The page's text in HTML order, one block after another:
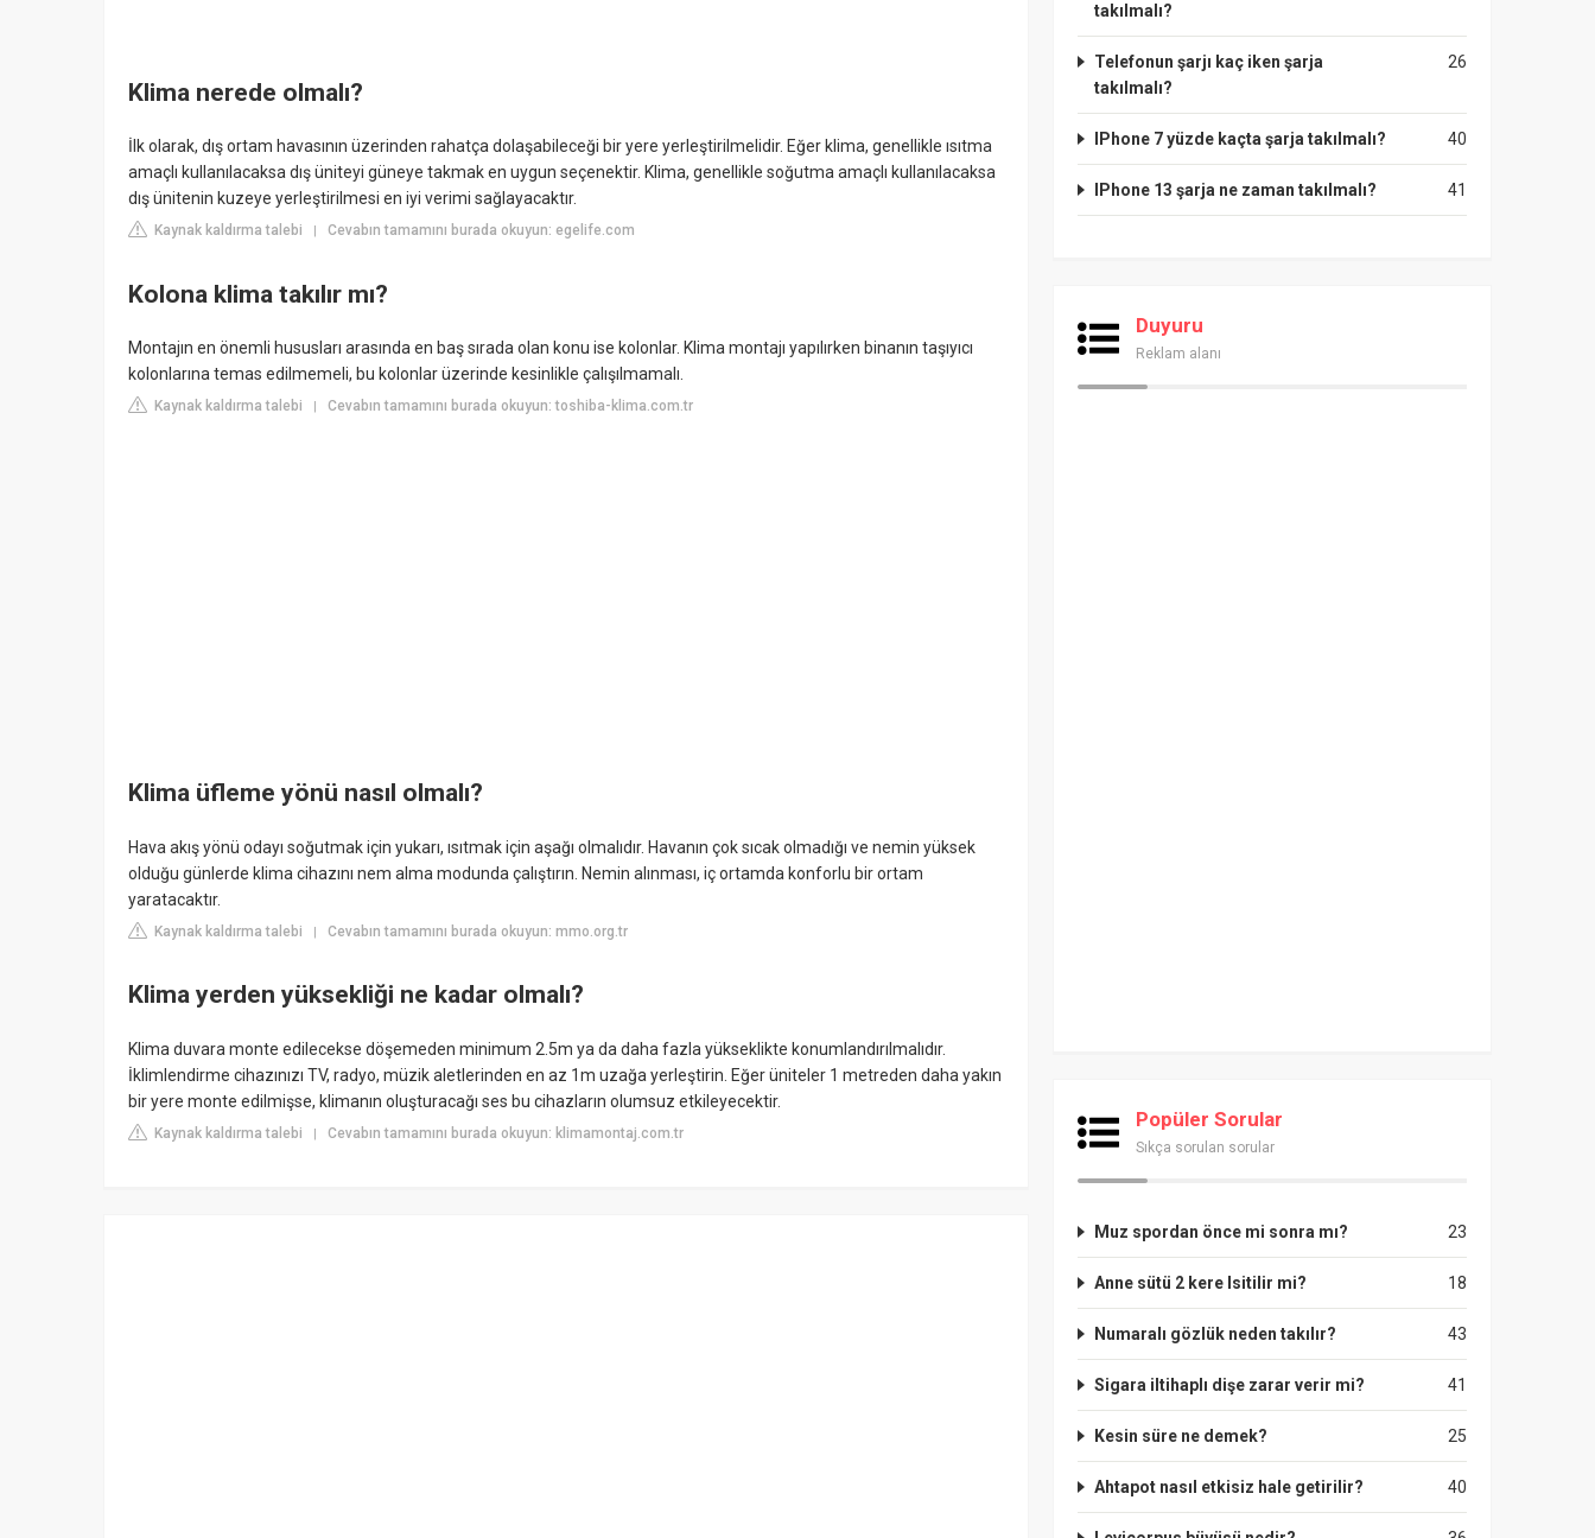
Klima nerede olmalı?
İlk olarak, dış ortam havasının üzerinden rahatça dolaşabileceği bir yere yerleştirilmelidir. Eğer klima, genellikle ısıtma
amaçlı kullanılacaksa dış üniteyi güneye takmak en uygun seçenektir. Klima, genellikle soğutma amaçlı kullanılacaksa
dış ünitenin kuzeye yerleştirilmesi en iyi verimi sağlayacaktır.
Kaynak kaldırma talebi Cevabın tamamını burada okuyun: egelife.com
Kolona klima takılır mı?
Montajın en önemli hususları arasında en baş sırada olan konu ise kolonlar. Klima montajı yapılırken binanın taşıyıcı
kolonlarına temas edilmemeli, bu kolonlar üzerinde kesinlikle çalışılmamalı.
Kaynak kaldırma talebi Cevabın tamamını burada okuyun: toshiba-klima.com.tr
Klima üfleme yönü nasıl olmalı?
Hava akış yönü odayı soğutmak için yukarı, ısıtmak için aşağı olmalıdır. Havanın çok sıcak olmadığı ve nemin yüksek
olduğu günlerde klima cihazını nem alma modunda çalıştırın. Nemin alınması, iç ortamda konforlu bir ortam
yaratacaktır.
Kaynak kaldırma talebi | Cevabın tamamını burada okuyun: mmo.org.tr
Klima yerden yüksekliği ne kadar olmalı?
Klima duvara monte edilecekse döşemeden minimum 2.5m ya da daha fazla yükseklikte konumlandırılmalıdır.
İklimlendirme cihazınızı TV, radyo, müzik aletlerinden en az 1m uzağa yerleştirin. Eğer üniteler 1 metreden daha yakın
bir yere monte edilmişse, klimanın oluşturacağı ses bu cihazların olumsuz etkileyecektir.
Kaynak kaldırma talebi | Cevabın tamamını burada okuyun: klimamontaj.com.tr
takılmalı?
26
Telefonun şarjı kaç iken şarja
takılmalı?
40
IPhone 7 yüzde kaçta şarja takılmalı?
41
IPhone 13 şarja ne zaman takılmalı?
Duyuru
Reklam alanı
Popüler Sorular
Sıkça sorulan sorular
23
Muz spordan önce mi sonra mı?
18
Anne sütü 2 kere Isitilir mi?
43
Numaralı gözlük neden takılır?
41
Sigara iltihaplı dişe zarar verir mi?
25
Kesin süre ne demek?
40
Ahtapot nasıl etkisiz hale getirilir?